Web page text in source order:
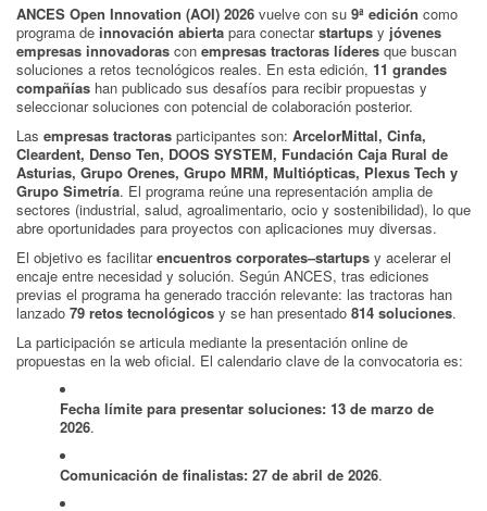
ANCES Open Innovation (AOI) 2026 vuelve con su 9ª edición como
programa de innovación abierta para conectarstartups y jóvenes
empresas innovadoras con empresas tractoras líderes que buscan
soluciones a retos tecnológicos reales. En esta edición, 11 grandes
compañías han publicado sus desafíos para recibir propuestas y
seleccionar soluciones con potencial de colaboración posterior.
Las empresas tractoras participantes son: ArcelorMittal, Cinfa,
Cleardent, Denso Ten, DOOS SYSTEM, Fundación Caja Rural de
Asturias, Grupo Orenes, Grupo MRM, Multiópticas, Plexus Tech y
Grupo Simetría. El programa reúne una representación amplia de
sectores (industrial, salud, agroalimentario, ocio y sostenibilidad), lo que
abre oportunidades para proyectos con aplicaciones muy diversas.
El objetivo es facilitarencuentros corporates–startups y acelerar el
encaje entre necesidad y solución. Según ANCES, tras ediciones
previas el programa ha generado tracción relevante: las tractoras han
lanzado 79 retos tecnológicos y se han presentado 814 soluciones.
La participación se articula mediante la presentación online de
propuestas en la web oficial. El calendario clave de la convocatoria es:
Fecha límite para presentar soluciones: 13 de marzo de
2026.
Comunicación de finalistas: 27 de abril de 2026.